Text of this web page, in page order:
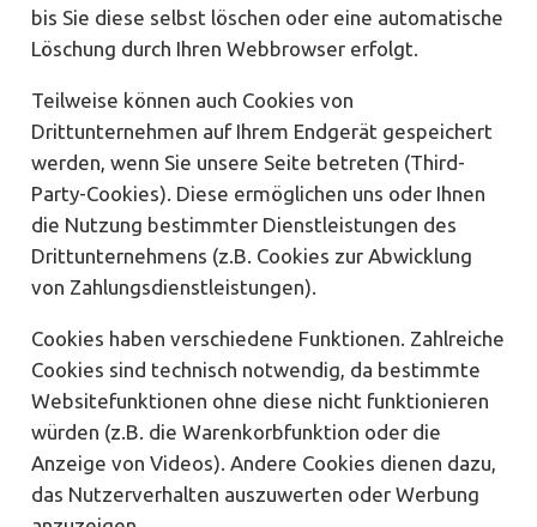
bis Sie diese selbst löschen oder eine automatische
Löschung durch Ihren Webbrowser erfolgt.
Teilweise können auch Cookies von
Drittunternehmen auf Ihrem Endgerät gespeichert
werden, wenn Sie unsere Seite betreten (Third-
Party-Cookies). Diese ermöglichen uns oder Ihnen
die Nutzung bestimmter Dienstleistungen des
Drittunternehmens (z.B. Cookies zur Abwicklung
von Zahlungsdienstleistungen).
Cookies haben verschiedene Funktionen. Zahlreiche
Cookies sind technisch notwendig, da bestimmte
Websitefunktionen ohne diese nicht funktionieren
würden (z.B. die Warenkorbfunktion oder die
Anzeige von Videos). Andere Cookies dienen dazu,
das Nutzerverhalten auszuwerten oder Werbung